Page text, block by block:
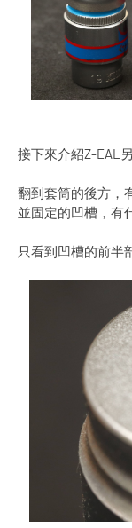
接下來介紹Z-EAL
翻到套筒的後方，
並固定的凹槽，有
只看到凹槽的前半